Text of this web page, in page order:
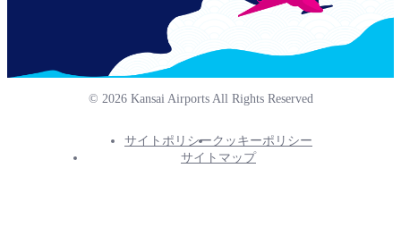
© 2026 Kansai Airports All Rights Reserved
サイトポリシークッキーポリシー
サイトマップ